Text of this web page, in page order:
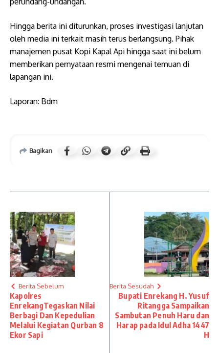
Hingga berita ini diturunkan, proses investigasi lanjutan
oleh media ini terkait masih terus berlangsung. Pihak
manajemen pusat Kopi Kapal Api hingga saat ini belum
memberikan pernyataan resmi mengenai temuan di
lapangan ini.
Laporan: Bdm
Bagikan
Berita Sebelum
Kapolres
EnrekangTegaskan Nilai
Berbagi Dan Kepedulian
Melalui Kegiatan Qurban 8
Ekor Sapi
Berita Sesudah
Bupati Enrekang H. Yusuf
Ritangga Sampaikan
Sambutan Penuh Haru dan
Harap pada Idul Adha 1447
H